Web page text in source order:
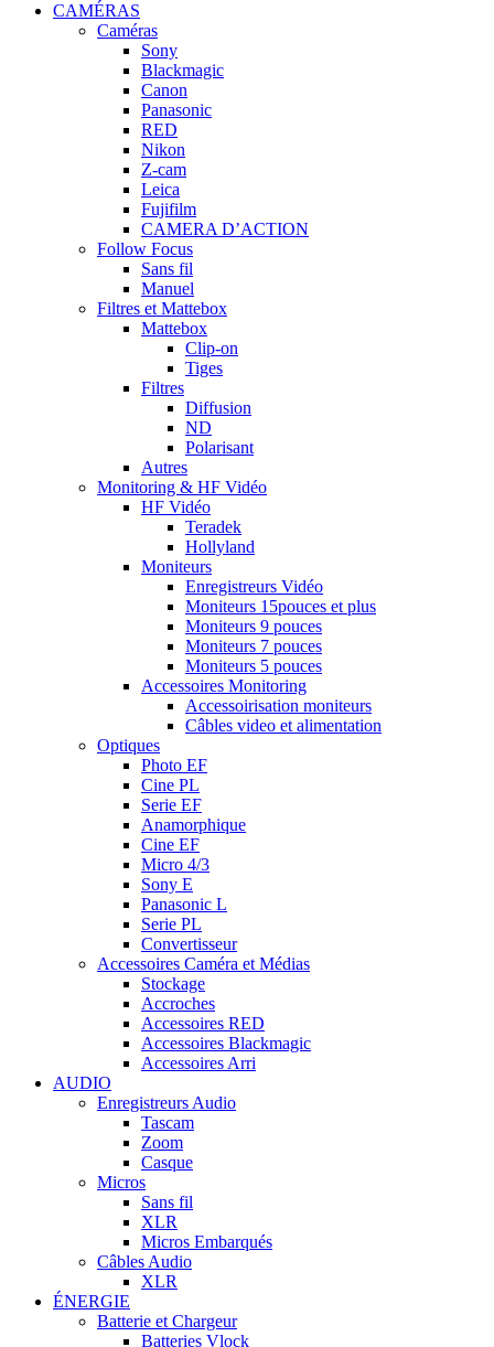
CAMÉRAS
Caméras
Sony
Blackmagic
Canon
Panasonic
RED
Nikon
Z-cam
Leica
Fujifilm
CAMERA D’ACTION
Follow Focus
Sans fil
Manuel
Filtres et Mattebox
Mattebox
Clip-on
Tiges
Filtres
Diffusion
ND
Polarisant
Autres
Monitoring & HF Vidéo
HF Vidéo
Teradek
Hollyland
Moniteurs
Enregistreurs Vidéo
Moniteurs 15pouces et plus
Moniteurs 9 pouces
Moniteurs 7 pouces
Moniteurs 5 pouces
Accessoires Monitoring
Accessoirisation moniteurs
Câbles video et alimentation
Optiques
Photo EF
Cine PL
Serie EF
Anamorphique
Cine EF
Micro 4/3
Sony E
Panasonic L
Serie PL
Convertisseur
Accessoires Caméra et Médias
Stockage
Accroches
Accessoires RED
Accessoires Blackmagic
Accessoires Arri
AUDIO
Enregistreurs Audio
Tascam
Zoom
Casque
Micros
Sans fil
XLR
Micros Embarqués
Câbles Audio
XLR
ÉNERGIE
Batterie et Chargeur
Batteries Vlock